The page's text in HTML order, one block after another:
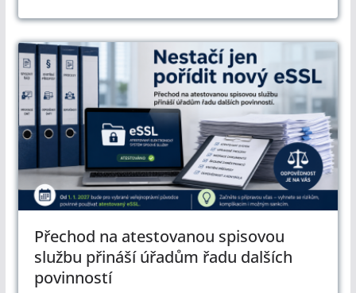
Přechod na atestovanou spisovou
službu přináší úřadům řadu dalších
povinností